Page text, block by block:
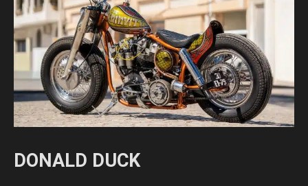
DONALD DUCK